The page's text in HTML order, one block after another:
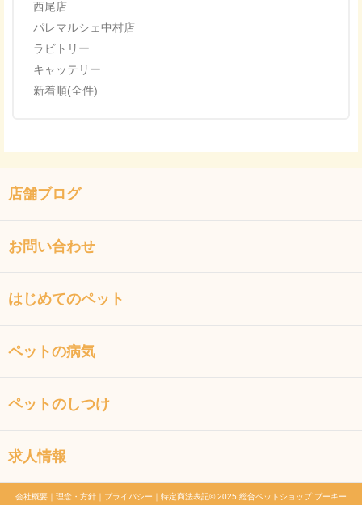
西尾店
パレマルシェ中村店
ラビトリー
キャッテリー
新着順(全件)
店舗ブログ
お問い合わせ
はじめてのペット
ペットの病気
ペットのしつけ
求人情報
会社概要 ｜ 理念・方針 ｜ プライバシー ｜ 特定商法表記© 2025 総合ペットショップ プーキー